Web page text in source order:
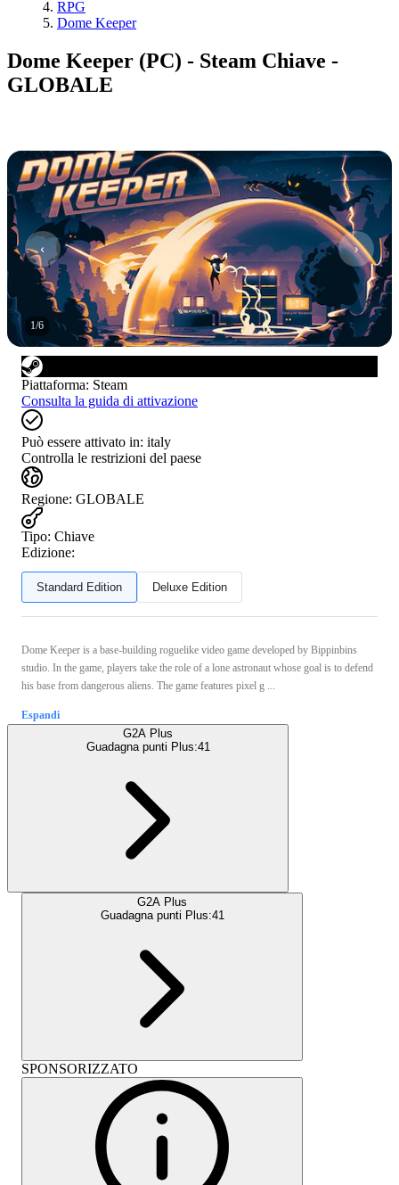
RPG
Dome Keeper
Dome Keeper (PC) - Steam Chiave -
GLOBALE
1/6
Piattaforma: Steam
Consulta la guida di attivazione
Può essere attivato in: italy
Controlla le restrizioni del paese
Regione: GLOBALE
Tipo: Chiave
Edizione:
Standard Edition Deluxe Edition
Dome Keeper is a base-building roguelike video game developed by Bippinbins
studio. In the game, players take the role of a lone astronaut whose goal is to defend
his base from dangerous aliens. The game features pixel g ...
Espandi
G2A Plus
Guadagna punti Plus:41
G2A Plus
Guadagna punti Plus:41
SPONSORIZZATO